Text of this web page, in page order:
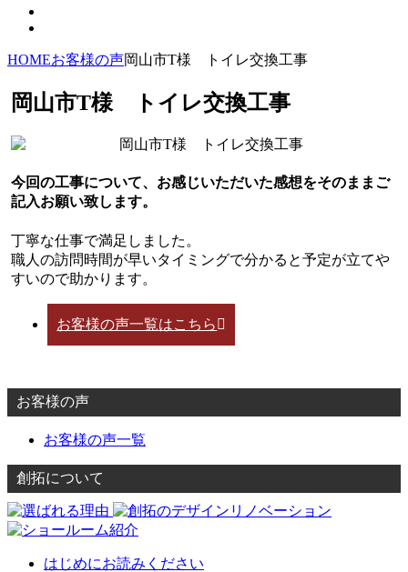
HOMEお客様の声岡山市T様 トイレ交換工事
岡山市T様 トイレ交換工事
今回の工事について、お感じいただいた感想をそのままご
記入お願い致します。
丁寧な仕事で満足しました。
職人の訪問時間が早いタイミングで分かると予定が立てや
すいので助かります。
お客様の声一覧はこちら
お客様の声
お客様の声一覧
創拓について
はじめにお読みください